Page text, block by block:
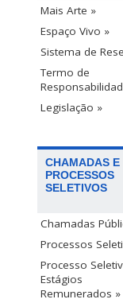
Mais Arte »
Espaço Vivo »
Sistema de
Termo de
Legislação »
CHAMADAS E
PROCESSOS
SELETIVOS
Chamadas
Processos
Processo
Estágios
Remunerados »